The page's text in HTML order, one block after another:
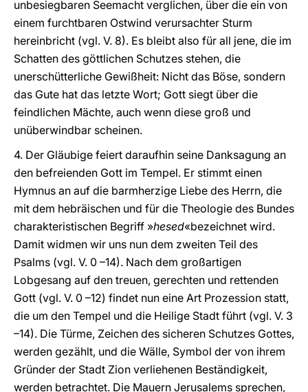
unbesiegbaren Seemacht verglichen, über die ein von
einem furchtbaren Ostwind verursachter Sturm
hereinbricht (vgl. V. 8). Es bleibt also für all jene, die im
Schatten des göttlichen Schutzes stehen, die
unerschütterliche Gewißheit: Nicht das Böse, sondern
das Gute hat das letzte Wort; Gott siegt über die
feindlichen Mächte, auch wenn diese groß und
unüberwindbar scheinen.
4. Der Gläubige feiert daraufhin seine Danksagung an
den befreienden Gott im Tempel. Er stimmt einen
Hymnus an auf die barmherzige Liebe des Herrn, die
mit dem hebräischen und für die Theologie des Bundes
charakteristischen Begriff »hesed«bezeichnet wird.
Damit widmen wir uns nun dem zweiten Teil des
Psalms (vgl. V. 0 –14). Nach dem großartigen
Lobgesang auf den treuen, gerechten und rettenden
Gott (vgl. V. 0 –12) findet nun eine Art Prozession statt,
die um den Tempel und die Heilige Stadt führt (vgl. V. 3
–14). Die Türme, Zeichen des sicheren Schutzes Gottes,
werden gezählt, und die Wälle, Symbol der von ihrem
Gründer der Stadt Zion verliehenen Beständigkeit,
werden betrachtet. Die Mauern Jerusalems sprechen,